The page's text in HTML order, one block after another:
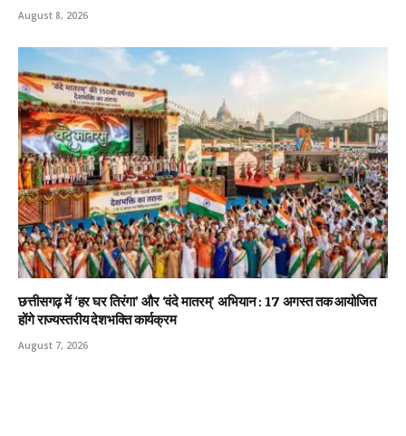
August 8, 2026
छत्तीसगढ़ में ‘हर घर तिरंगा’ और ‘वंदे मातरम्’ अभियान : 17 अगस्त तक आयोजित
होंगे राज्यस्तरीय देशभक्ति कार्यक्रम
August 7, 2026